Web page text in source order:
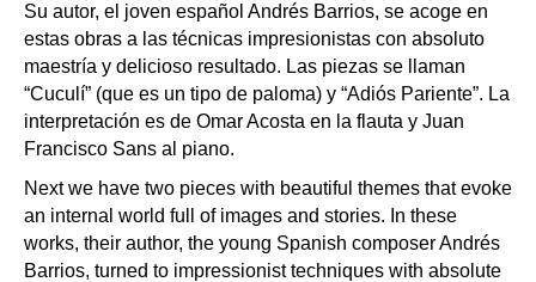
Su autor, el joven español Andrés Barrios, se acoge en
estas obras a las técnicas impresionistas con absoluto
maestría y delicioso resultado. Las piezas se llaman
“Cuculí” (que es un tipo de paloma) y “Adiós Pariente”. La
interpretación es de Omar Acosta en la flauta y Juan
Francisco Sans al piano.
Next we have two pieces with beautiful themes that evoke
an internal world full of images and stories. In these
works, their author, the young Spanish composer Andrés
Barrios, turned to impressionist techniques with absolute